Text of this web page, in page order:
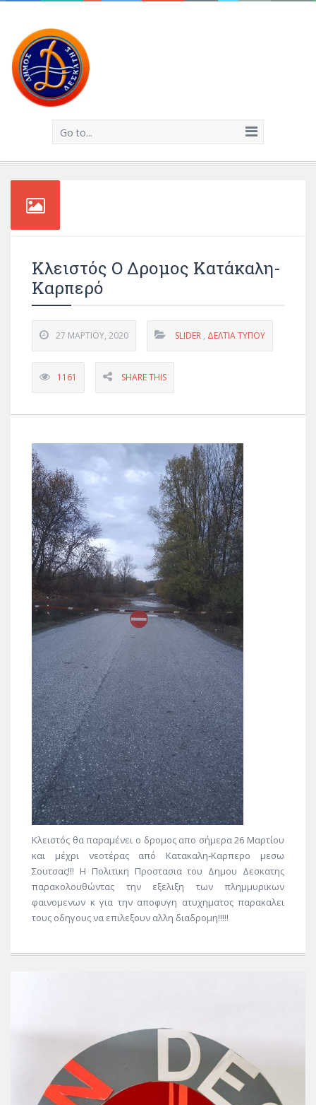
Go to...
Κλειστός Ο Δρομος Κατάκαλη-
Καρπερό
27 ΜΑΡΤΊΟΥ, 2020 SLIDER , ΔΕΛΤΊΑ ΤΎΠΟΥ
1161 SHARE THIS
Κλειστός θα παραμένει ο δρομος απο σήμερα 26 Μαρτίου
και μέχρι νεοτέρας από Κατακαλη-Καρπερο μεσω
Σουτσας!!! Η Πολιτικη Προστασια του Δημου Δεσκατης
παρακολουθώντας την εξελιξη των πλημμυρικων
φαινομενων κ για την αποφυγη ατυχηματος παρακαλει
τους οδηγους να επιλεξουν αλλη διαδρομη!!!!!